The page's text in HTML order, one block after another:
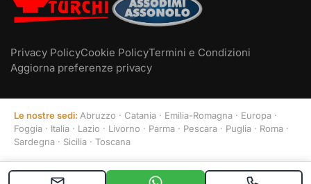
Privacy PolicyCookie PolicyTermini e Condizioni
Aggiorna preferenze privacy
Le nostre sedi: Abruzzo · Catania · Emilia-Romagna · Europa ·
Foggia · Italia · Lazio · Livorno · Parma · Pescara · Puglia · Roma ·
Sardegna · Sicilia · Toscana